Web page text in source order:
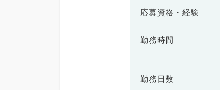
応募資格・ 経験
勤務時間
勤務日数